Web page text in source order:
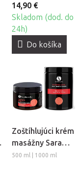
14,90 €
Skladom (dod. do
24h)
Do košíka
Zoštíhlujúci krém
masážny Sara
Beauty Spa -
500 ml | 1000 ml